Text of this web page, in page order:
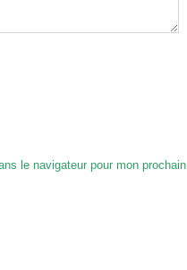
le navigateur pour mon prochain